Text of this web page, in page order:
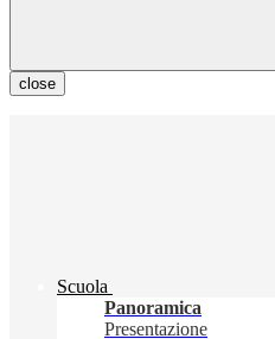
close
Scuola
Panoramica
Presentazione